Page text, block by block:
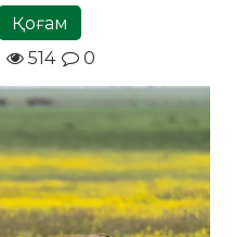
Қоғам
514 0